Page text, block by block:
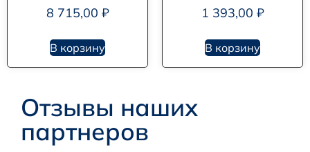
8 715,00 ₽
В корзину
1 393,00 ₽
В корзину
Отзывы наших
партнеров